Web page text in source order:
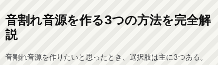
音割れ音源を作る3つの方法を完全解
説
音割れ音源を作りたいと思ったとき、選択肢は主に3つある。